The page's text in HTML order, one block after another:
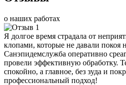
о наших работах
Я долгое время страдала от
клопами, которые не давали
Санэпидемслужба оперативно
провели эффективную обработку.
спокойно, а главное, без зуда и
профессиональный подход!